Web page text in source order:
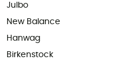
Julbo
New Balance
Hanwag
Birkenstock